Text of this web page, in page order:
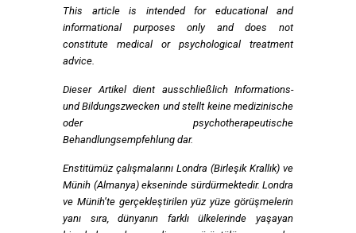
This article is intended for educational and
informational purposes only and does not
constitute medical or psychological treatment
advice.
Dieser Artikel dient ausschließlich Informations-
und Bildungszwecken und stellt keine medizinische
oder psychotherapeutische
Behandlungsempfehlung dar.
Enstitümüz çalışmalarını Londra (Birleşik Krallık) ve
Münih (Almanya) ekseninde sürdürmektedir. Londra
ve Münih’te gerçekleştirilen yüz yüze görüşmelerin
yanı sıra, dünyanın farklı ülkelerinde yaşayan